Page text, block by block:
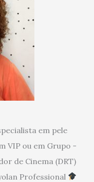
em pele
VIP ou em Grupo -
de Cinema (DRT)
Professional